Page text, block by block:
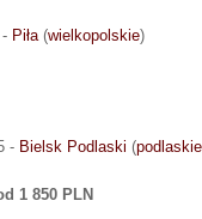
Piła (wielkopolskie)
- Bielsk Podlaski (podlaskie
1 850 PLN